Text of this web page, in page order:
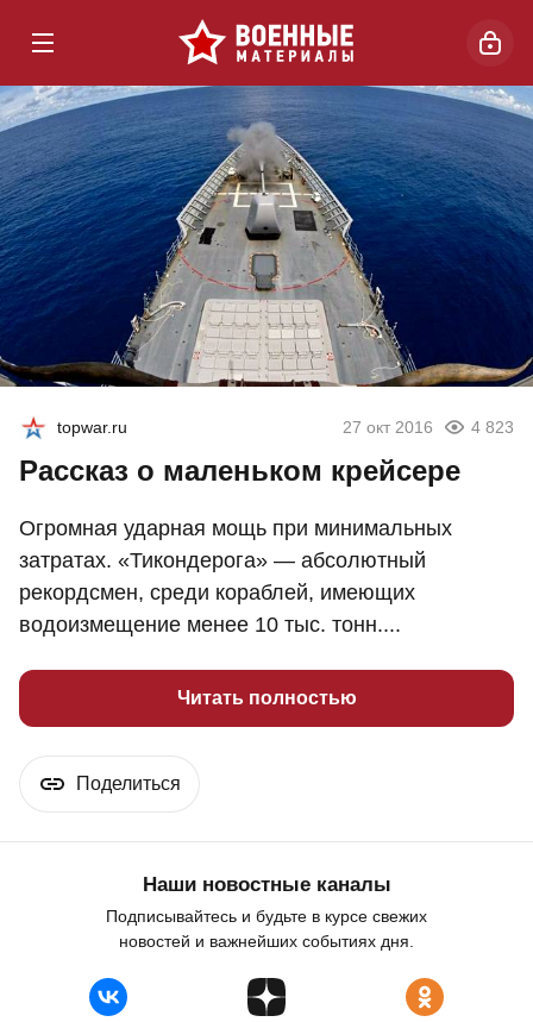
topwar.ru 27 окт 2016 4 823
Рассказ о маленьком крейсере
Огромная ударная мощь при минимальных
затратах. «Тикондерога» — абсолютный
рекордсмен, среди кораблей, имеющих
водоизмещение менее 10 тыс. тонн....
Читать полностью
Поделиться
Наши новостные каналы
Подписывайтесь и будьте в курсе свежих
новостей и важнейших событиях дня.